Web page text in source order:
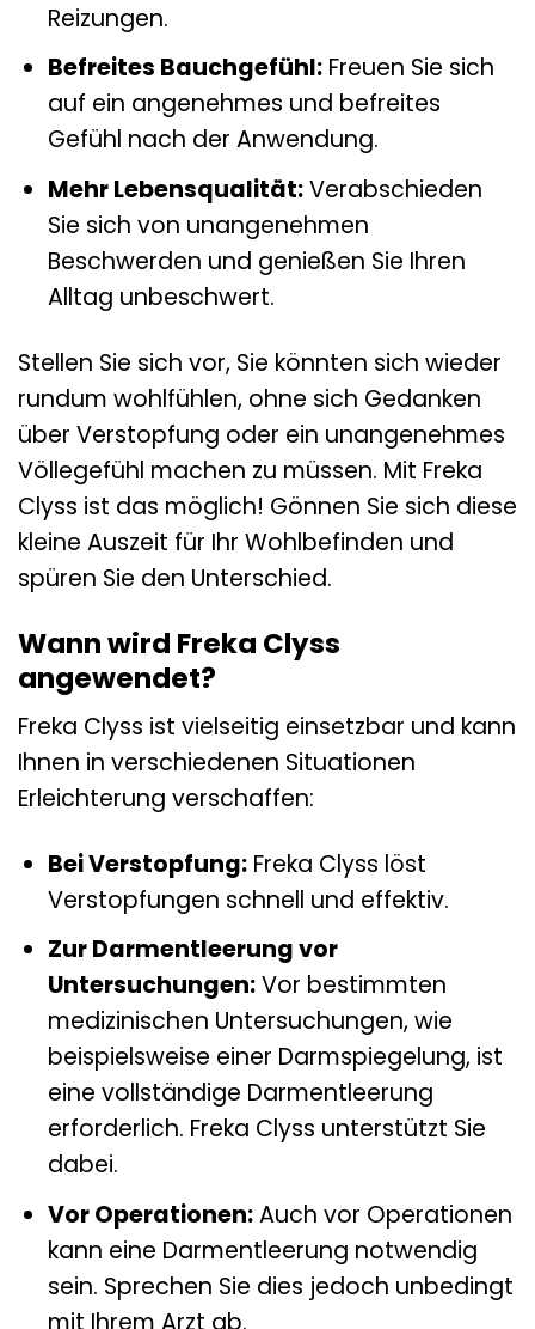
Reizungen.
Befreites Bauchgefühl:Freuen Sie sich
auf ein angenehmes und befreites
Gefühl nach der Anwendung.
Mehr Lebensqualität:Verabschieden
Sie sich von unangenehmen
Beschwerden und genießen Sie Ihren
Alltag unbeschwert.
Stellen Sie sich vor, Sie könnten sich wieder
rundum wohlfühlen, ohne sich Gedanken
über Verstopfung oder ein unangenehmes
Völlegefühl machen zu müssen. Mit Freka
Clyss ist das möglich! Gönnen Sie sich diese
kleine Auszeit für Ihr Wohlbefinden und
spüren Sie den Unterschied.
Wann wird Freka Clyss
angewendet?
Freka Clyss ist vielseitig einsetzbar und kann
Ihnen in verschiedenen Situationen
Erleichterung verschaffen:
Bei Verstopfung:Freka Clyss löst
Verstopfungen schnell und effektiv.
Zur Darmentleerung vor
Untersuchungen:Vor bestimmten
medizinischen Untersuchungen, wie
beispielsweise einer Darmspiegelung, ist
eine vollständige Darmentleerung
erforderlich. Freka Clyss unterstützt Sie
dabei.
Vor Operationen:Auch vor Operationen
kann eine Darmentleerung notwendig
sein. Sprechen Sie dies jedoch unbedingt
mit Ihrem Arzt ab.